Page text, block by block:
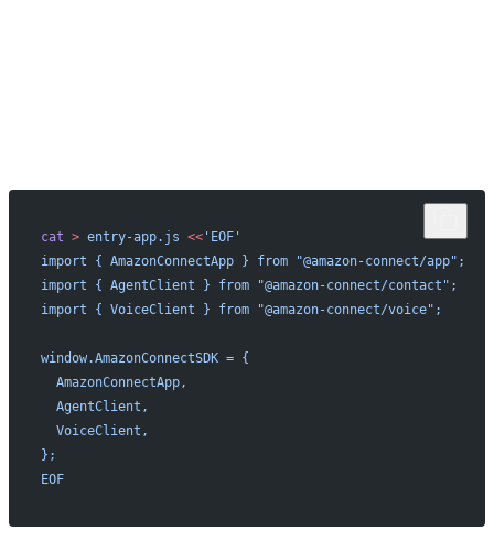
cat > entry-app.js <<'EOF'
import { AmazonConnectApp } from "@amazon-connect/app";
import { AgentClient } from "@amazon-connect/contact";
import { VoiceClient } from "@amazon-connect/voice";
window.AmazonConnectSDK = {
  AmazonConnectApp,
  AgentClient,
  VoiceClient,
};
EOF